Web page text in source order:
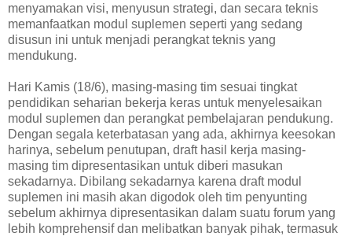
menyamakan visi, menyusun strategi, dan secara teknis
memanfaatkan modul suplemen seperti yang sedang
disusun ini untuk menjadi perangkat teknis yang
mendukung.
Hari Kamis (18/6), masing-masing tim sesuai tingkat
pendidikan seharian bekerja keras untuk menyelesaikan
modul suplemen dan perangkat pembelajaran pendukung.
Dengan segala keterbatasan yang ada, akhirnya keesokan
harinya, sebelum penutupan, draft hasil kerja masing-
masing tim dipresentasikan untuk diberi masukan
sekadarnya. Dibilang sekadarnya karena draft modul
suplemen ini masih akan digodok oleh tim penyunting
sebelum akhirnya dipresentasikan dalam suatu forum yang
lebih komprehensif dan melibatkan banyak pihak, termasuk